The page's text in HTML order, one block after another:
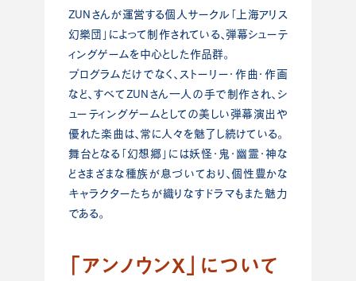
ZUNさんが運営する個人サークル「上海アリス
幻樂団」によって制作されている、弾幕シューテ
ィングゲームを中心とした作品群。
プログラムだけでなく、ストーリー・作曲・作画
など、すべてZUNさん一人の手で制作され、シ
ューティングゲームとしての美しい弾幕演出や
優れた楽曲は、常に人々を魅了し続けている。
舞台となる「幻想郷」には妖怪・鬼・幽霊・神な
どさまざまな種族が息づいており、個性豊かな
キャラクターたちが織りなすドラマもまた魅力
である。
「アンノウンX」について